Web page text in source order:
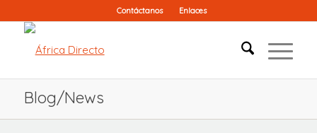
Contáctanos Enlaces
Blog/News